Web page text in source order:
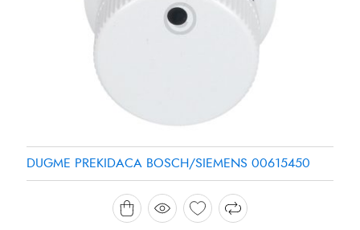
DUGME PREKIDACA BOSCH/SIEMENS 00615450